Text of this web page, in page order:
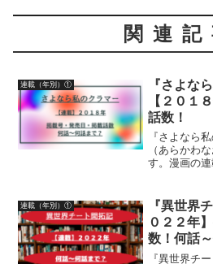
関連記
連載（年別）①
『さよな
【２０１
話数！
『さよなら
（あらかわ
す。漫画の
連載（年別）①
『異世界
０２２年
数！何話
『異世界チ